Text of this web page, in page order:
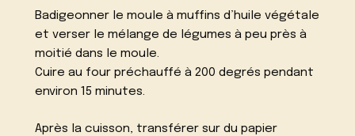
Badigeonner le moule à muffins d’huile végétale
et verser le mélange de légumes à peu près à
moitié dans le moule.
Cuire au four préchauffé à 200 degrés pendant
environ 15 minutes.
Après la cuisson, transférer sur du papier